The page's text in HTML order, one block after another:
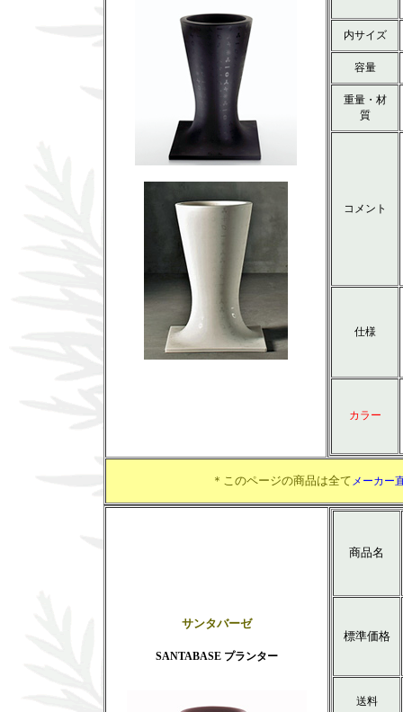
内サイズ
容量
重量・材
質
コメント
仕様
カラー
＊このページの商品は全て メーカー
サンタバーゼ
SANTABASE プランター
商品名
標準価格
送料